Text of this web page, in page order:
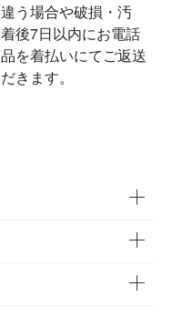
う場合や破損・汚
後7日以内にお電話
を着払いにてご返送
きます。